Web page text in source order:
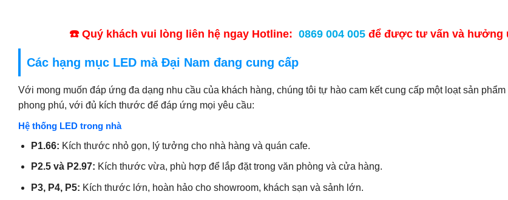
☎️ Quý khách vui lòng liên hệ ngay Hotline: 0869 004 005 để được tư vấn và hưởng
Các hạng mục LED mà Đại Nam đang cung cấp
Với mong muốn đáp ứng đa dạng nhu cầu của khách hàng, chúng tôi tự hào cam kết cung cấp một loạt sản phẩm
phong phú, với đủ kích thước để đáp ứng mọi yêu cầu:
Hệ thống LED trong nhà
P1.66: Kích thước nhỏ gọn, lý tưởng cho nhà hàng và quán cafe.
P2.5 và P2.97: Kích thước vừa, phù hợp để lắp đặt trong văn phòng và cửa hàng.
P3, P4, P5: Kích thước lớn, hoàn hảo cho showroom, khách sạn và sảnh lớn.